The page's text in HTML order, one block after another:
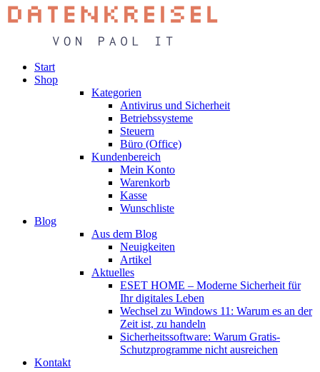
Start
Shop
Kategorien
Antivirus und Sicherheit
Betriebssysteme
Steuern
Büro (Office)
Kundenbereich
Mein Konto
Warenkorb
Kasse
Wunschliste
Blog
Aus dem Blog
Neuigkeiten
Artikel
Aktuelles
ESET HOME – Moderne Sicherheit für
Ihr digitales Leben
Wechsel zu Windows 11: Warum es an der
Zeit ist, zu handeln
Sicherheitssoftware: Warum Gratis-
Schutzprogramme nicht ausreichen
Kontakt